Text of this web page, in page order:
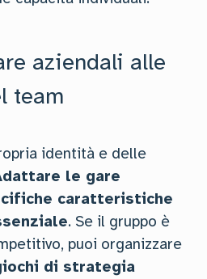
aziendali alle
team
identità e delle
le gare
caratteristiche
. Se il gruppo è
puoi organizzare
di strategia